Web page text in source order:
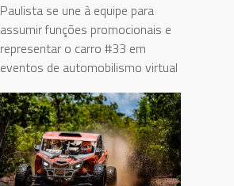
Paulista se une à equipe para
assumir funções promocionais e
representar o carro #33 em
eventos de automobilismo virtual